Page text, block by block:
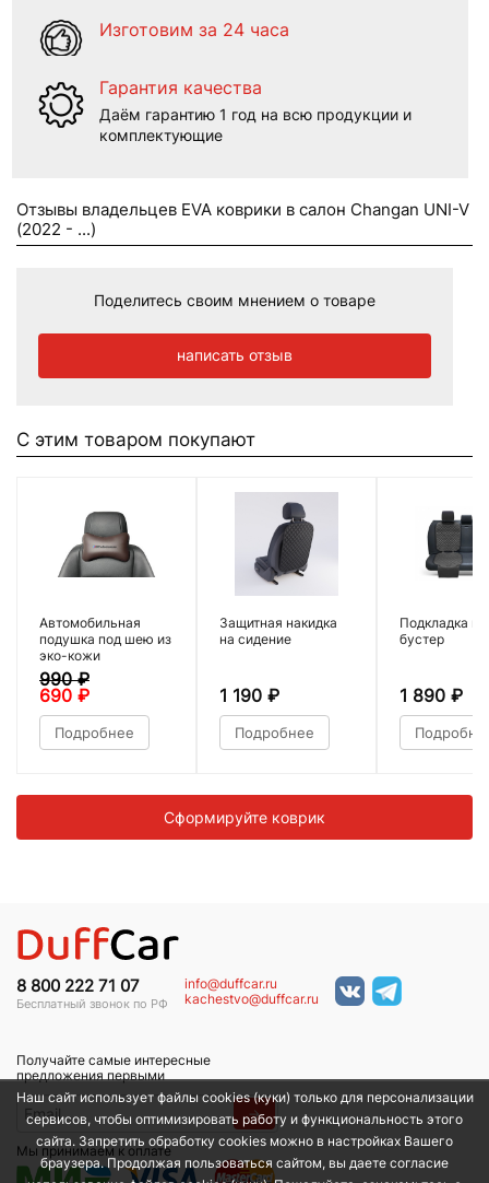
Изготовим за 24 часа
Гарантия качества
Даём гарантию 1 год на всю продукции и
комплектующие
Отзывы владельцев EVA коврики в салон Changan UNI-V
(2022 - ...)
Поделитесь своим мнением о товаре
написать отзыв
С этим товаром покупают
Автомобильная
подушка под шею из
эко-кожи
990₽
690 ₽
Подробнее
Защитная накидка
на сидение
1 190 ₽
Подробнее
Подкладка
бустер
1 890 ₽
Сформируйте коврик
8 800 222 71 07
Бесплатный звонок по РФ
info@duffcar.ru
kachestvo@duffcar.ru
Получайте самые интересные
предложения первыми
→
Мы принимаем к оплате
Наш сайт использует файлы cookies (куки) только для персонализации
сервисов, чтобы оптимизировать работу и функциональность этого
сайта. Запретить обработку cookies можно в настройках Вашего
браузера. Продолжая пользоваться сайтом, вы даете согласие